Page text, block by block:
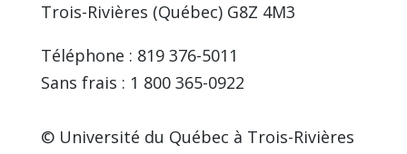
Trois-Rivières (Québec) G8Z 4M3
Téléphone : 819 376-5011
Sans frais : 1 800 365-0922
© Université du Québec à Trois-Rivières